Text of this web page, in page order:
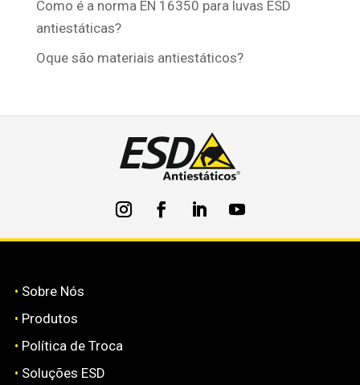
Como é a norma EN 16350 para luvas ESD
antiestáticas?
Oque são materiais antiestáticos?
• Sobre Nós
• Produtos
• Política de Troca
• Soluções ESD